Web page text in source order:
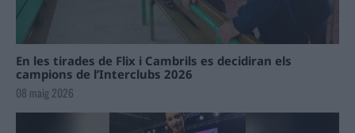
En les tirades de Flix i Cambrils es decidiran els
campions de l’Interclubs 2026
08 maig 2026